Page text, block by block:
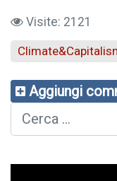
Visite: 2121
Aggiungi
Cerca